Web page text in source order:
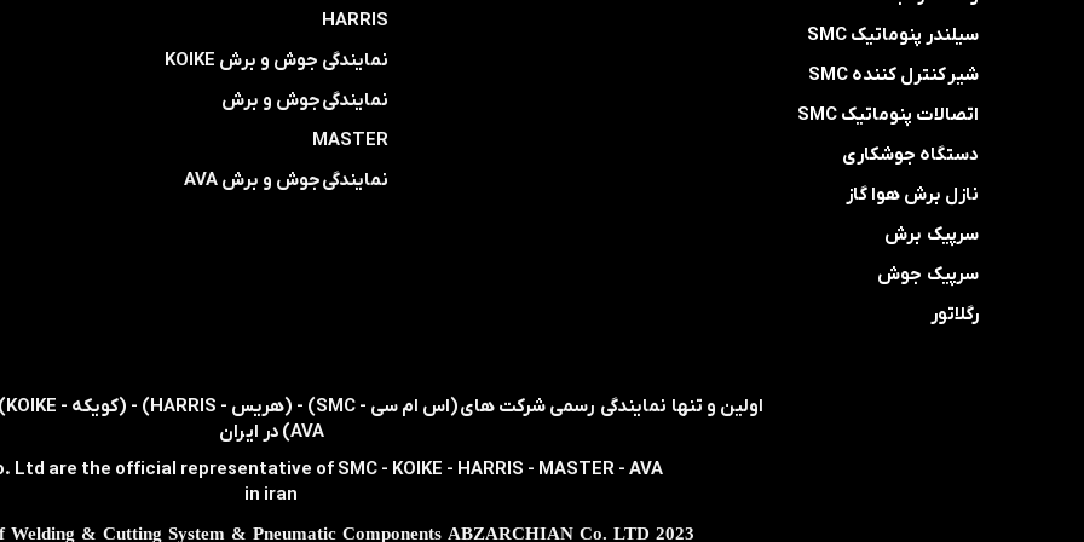
سیلندر پنوماتیک SMC
شیر کنترل کننده SMC
اتصالات پنوماتیک SMC
دستگاه جوشکاری
نازل برش هوا گاز
سرپیک برش
سرپیک جوش
رگلاتور
HARRIS
​​​​نمایندگی ​​​ جوش و برش KOIKE
​​​​نمایندگیجوش و برش
MASTER
​​​​نمایندگی​​​​​​​جوش و برش AVA
AVA) در ایران
Ltd are the official representative of SMC - KOIKE - HARRIS - MASTER - AVA
in iran